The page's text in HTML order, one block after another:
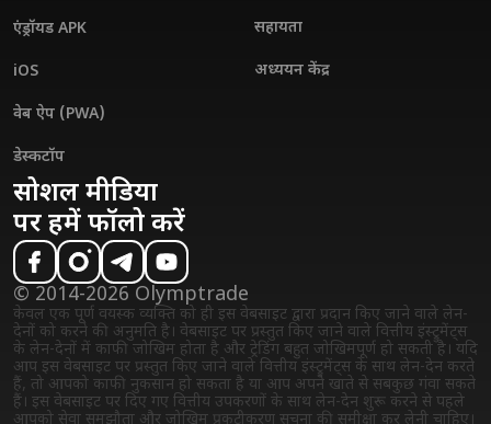
एंड्रॉयड APK
iOS
वेब ऐप (PWA)
डेस्कटॉप
सहायता
अध्ययन केंद्र
सोशल मीडिया
पर हमें फॉलो करें
© 2014-2026 Olymptrade
केवल एक पूर्ण वयस्क व्यक्ति को ही इस वेबसाइट द्वारा प्रदान किए जाने वाले लेन-
देनों को करने की अनुमति है। वेबसाइट पर प्रस्तुत किए जाने वाले वित्तीय इंस्ट्रुमेंट्स
के लेन-देनों में काफी जोखिम होता है और ट्रेडिंग बहुत जोखिमपूर्ण हो सकती है। यदि
आप इस वेबसाइट पर प्रस्तुत किए जाने वाले वित्तीय इंस्ट्रुमेंट्स के साथ लेन-देन करते
हैं, तो आपको काफी नुकसान हो सकता है या आप अपने खाते से सबकुछ गंवा सकते
हैं। इस वेबसाइट पर दिए गए वित्तीय उपकरणों के साथ लेन-देन शुरू करने से पहले